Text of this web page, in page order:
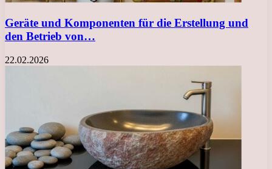
Geräte und Komponenten für die Erstellung und
den Betrieb von…
22.02.2026